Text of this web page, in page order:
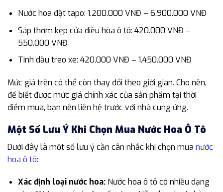
Nước hoa đặt tapo: 1.200.000 VNĐ – 6.900.000 VNĐ
Sáp thơm kẹp cửa điều hòa ô tô: 420.000 VNĐ –
550.000 VNĐ
Tinh dầu treo xe: 420.000 VNĐ – 1.450.000 VNĐ
Mức giá trên có thể còn thay đổi theo giời gian. Cho nên,
để biết được mức giá chính xác của sản phẩm tại thời
điểm mua, bạn nên liên hệ trước với nhà cung ứng.
Một Số Lưu Ý Khi Chọn Mua Nước Hoa Ô Tô
Dưới đây là một số lưu ý cần cân nhắc khi chọn mua nước
hoa ô tô:
Xác định loại nước hoa:Nước hoa ô tô có nhiều dạng